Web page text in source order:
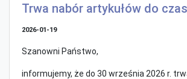
Trwa nabór artykułów do
2026-01-19
Szanowni Państwo,
informujemy, że do 30 września 2026 r.